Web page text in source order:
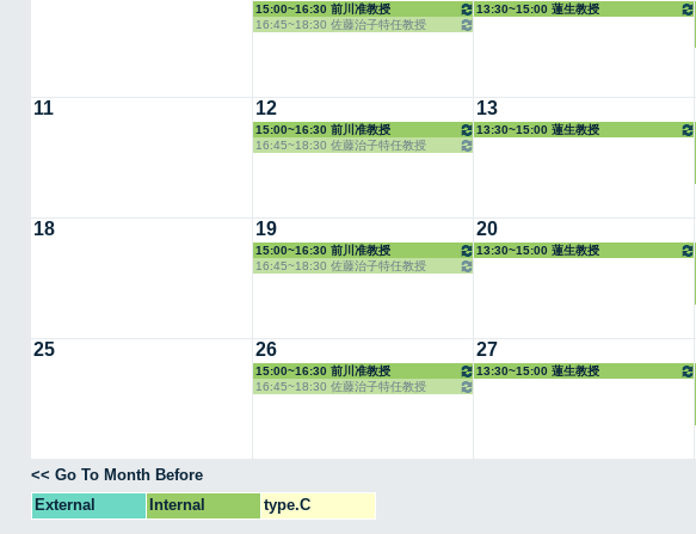
15:00~16:30 前川准教授
16:45~18:30 佐藤治子特任教授
13:30~15:00 蓮生教授
11 12
15:00~16:30 前川准教授
16:45~18:30 佐藤治子特任教授
13
13:30~15:00 蓮生教授
18 19
15:00~16:30 前川准教授
16:45~18:30 佐藤治子特任教授
20
13:30~15:00 蓮生教授
25 26
15:00~16:30 前川准教授
16:45~18:30 佐藤治子特任教授
27
13:30~15:00 蓮生教授
<< Go To Month Before
External
Internal type.C